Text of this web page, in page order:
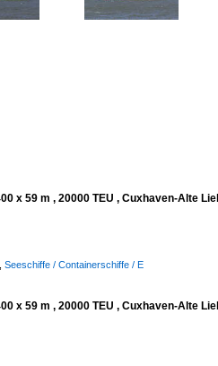
x 59 m , 20000 TEU , Cuxhaven-Alte
Seeschiffe / Containerschiffe / E
x 59 m , 20000 TEU , Cuxhaven-Alte